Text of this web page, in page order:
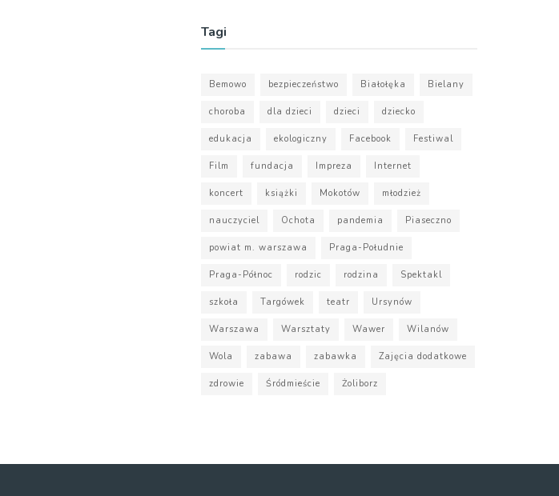
Tagi
Bemowo bezpieczeństwo Białołęka Bielany
choroba dla dzieci dzieci dziecko
edukacja ekologiczny Facebook Festiwal
Film fundacja Impreza Internet
koncert książki Mokotów młodzież
nauczyciel Ochota pandemia Piaseczno
powiat m. warszawa Praga-Południe
Praga-Północ rodzic rodzina Spektakl
szkoła Targówek teatr Ursynów
Warszawa Warsztaty Wawer Wilanów
Wola zabawa zabawka Zajęcia dodatkowe
zdrowie Śródmieście Żoliborz